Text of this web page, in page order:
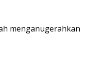
menganugerahkan